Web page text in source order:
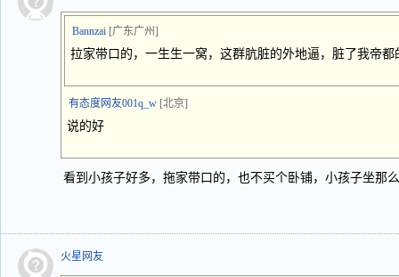
Bannzai [广东广州]
拉家带口的，一生生一窝，这群肮脏的外地逼，脏了我帝都
有态度网友001q_w [北京]
说的好
看到小孩子好多，拖家带口的，也不买个卧铺，小孩子坐那
火星网友